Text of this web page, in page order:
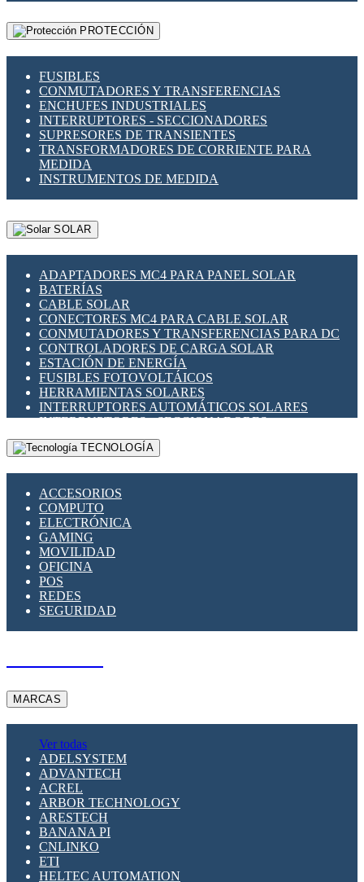
PROTECCIÓN
FUSIBLES
CONMUTADORES Y TRANSFERENCIAS
ENCHUFES INDUSTRIALES
INTERRUPTORES - SECCIONADORES
SUPRESORES DE TRANSIENTES
TRANSFORMADORES DE CORRIENTE PARA
MEDIDA
INSTRUMENTOS DE MEDIDA
SOLAR
ADAPTADORES MC4 PARA PANEL SOLAR
BATERÍAS
CABLE SOLAR
CONECTORES MC4 PARA CABLE SOLAR
CONMUTADORES Y TRANSFERENCIAS PARA DC
CONTROLADORES DE CARGA SOLAR
ESTACIÓN DE ENERGÍA
FUSIBLES FOTOVOLTÁICOS
HERRAMIENTAS SOLARES
INTERRUPTORES AUTOMÁTICOS SOLARES
INTERRUPTORES - SECCIONADORES
FOTOVOLTÁICOS
MONTAJE PANEL SOLAR
SUPRESOR DE TRANSIENTES SPDS PARA
APLICACIONES FOTOVOLTAICAS
TECNOLOGÍA
ACCESORIOS
COMPUTO
ELECTRÓNICA
GAMING
MOVILIDAD
OFICINA
POS
REDES
SEGURIDAD
MARCAS
Ver todas
ADELSYSTEM
ADVANTECH
ACREL
ARBOR TECHNOLOGY
ARESTECH
BANANA PI
CNLINKO
ETI
HELTEC AUTOMATION